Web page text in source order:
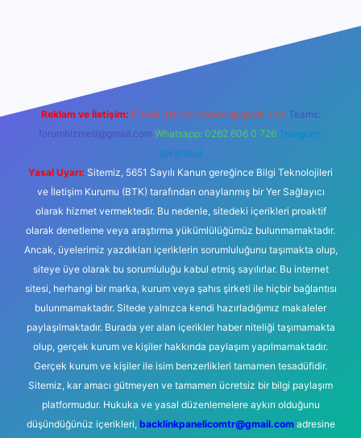
Reklam ve İletişim: E-mail: backlinkpaneli@gmail.com Teams:
forumhizmeti@gmail.com Whatsapp: 0262 606 0 726 Telegram:
@karabul
Yasal Uyarı: Sitemiz, 5651 Sayılı Kanun gereğince Bilgi Teknolojileri
ve İletişim Kurumu (BTK) tarafından onaylanmış bir Yer Sağlayıcı
olarak hizmet vermektedir. Bu nedenle, sitedeki içerikleri proaktif
olarak denetleme veya araştırma yükümlülüğümüz bulunmamaktadır.
Ancak, üyelerimiz yazdıkları içeriklerin sorumluluğunu taşımakta olup,
siteye üye olarak bu sorumluluğu kabul etmiş sayılırlar. Bu internet
sitesi, herhangi bir marka, kurum veya şahıs şirketi ile hiçbir bağlantısı
bulunmamaktadır. Sitede yalnızca kendi hazırladığımız makaleler
paylaşılmaktadır. Burada yer alan içerikler haber niteliği taşımamakta
olup, gerçek kurum ve kişiler hakkında paylaşım yapılmamaktadır.
Gerçek kurum ve kişiler ile isim benzerlikleri tamamen tesadüfidir.
Sitemiz, kar amacı gütmeyen ve tamamen ücretsiz bir bilgi paylaşım
platformudur. Hukuka ve yasal düzenlemelere aykırı olduğunu
düşündüğünüz içerikleri, backlinkpanelicomtr@gmail.comadresine